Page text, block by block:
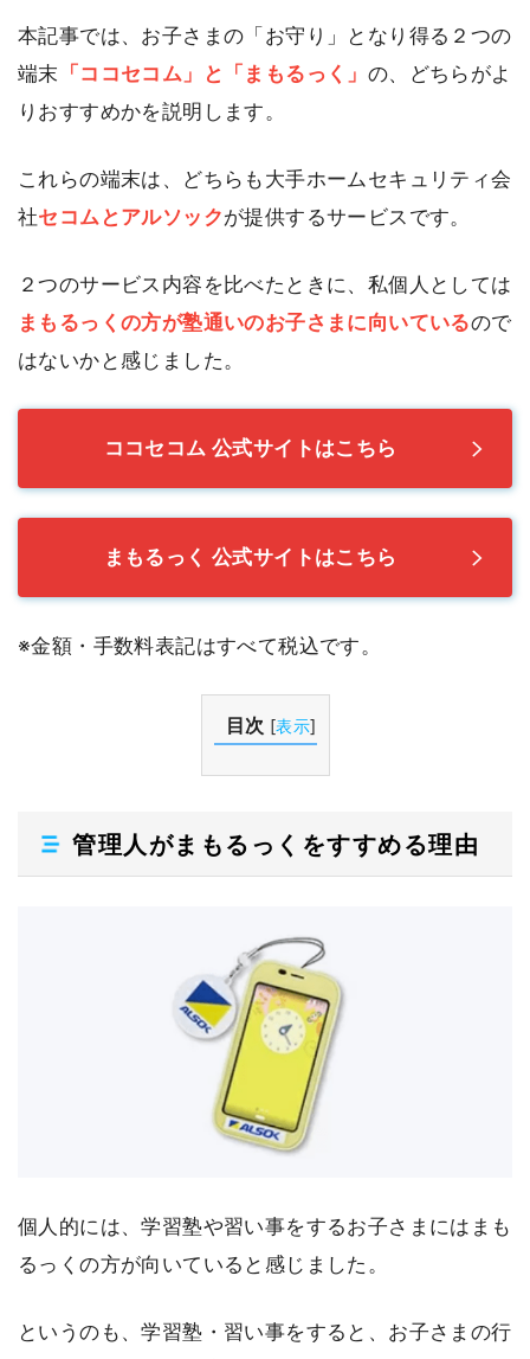
本記事では、お子さまの「お守り」となり得る２つの
端末 「ココセコム」と「まもるっく」 の、どちらがよ
りおすすめかを説明します。
これらの端末は、どちらも大手ホームセキュリティ会
社セコムとアルソックが提供するサービスです。
２つのサービス内容を比べたときに、私個人としては
まもるっくの方が塾通いのお子さまに向いているので
はないかと感じました。
ココセコム 公式サイトはこちら
まもるっく 公式サイトはこちら
※金額・手数料表記はすべて税込です。
目次 [表示]
管理人がまもるっくをすすめる理由
個人的には、学習塾や習い事をするお子さまにはまも
るっくの方が向いていると感じました。
というのも、学習塾・習い事をすると、お子さまの行